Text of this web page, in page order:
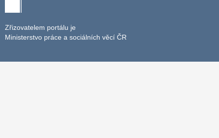
Zřizovatelem portálu je
Ministerstvo práce a sociálních věcí ČR